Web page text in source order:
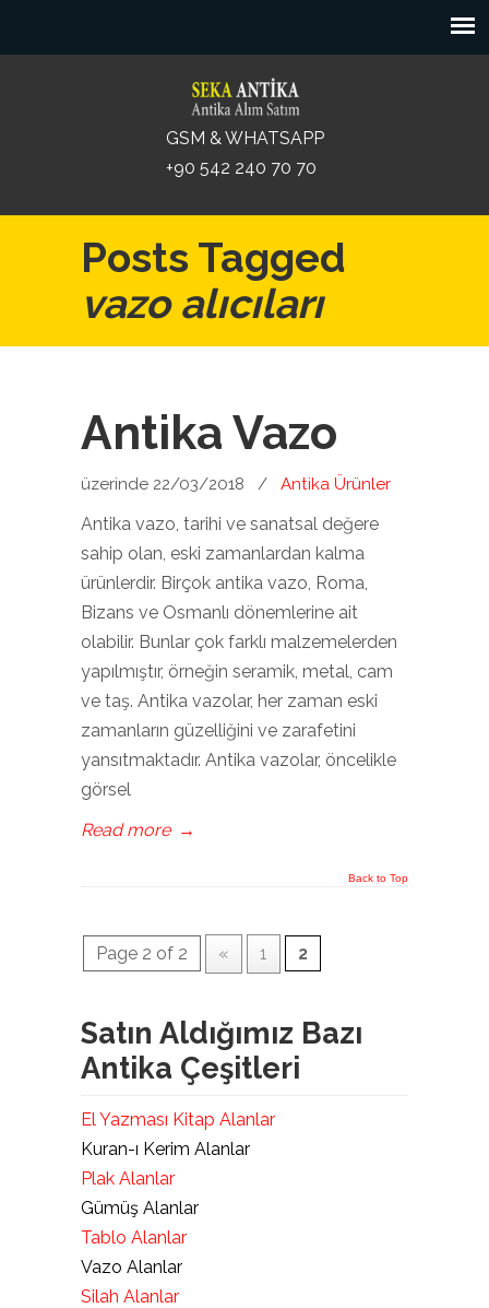
GSM & WHATSAPP
+90 542 240 70 70
Posts Tagged
vazo alıcıları
Antika Vazo
üzerinde 22/03/2018 / Antika Ürünler
Antika vazo, tarihi ve sanatsal değere
sahip olan, eski zamanlardan kalma
ürünlerdir. Birçok antika vazo, Roma,
Bizans ve Osmanlı dönemlerine ait
olabilir. Bunlar çok farklı malzemelerden
yapılmıştır, örneğin seramik, metal, cam
ve taş. Antika vazolar, her zaman eski
zamanların güzelliğini ve zarafetini
yansıtmaktadır. Antika vazolar, öncelikle
görsel
Read more →
Back to Top
Page 2 of 2 « 1 2
Satın Aldığımız Bazı
Antika Çeşitleri
El Yazması Kitap Alanlar
Kuran-ı Kerim Alanlar
Plak Alanlar
Gümüş Alanlar
Tablo Alanlar
Vazo Alanlar
Silah Alanlar